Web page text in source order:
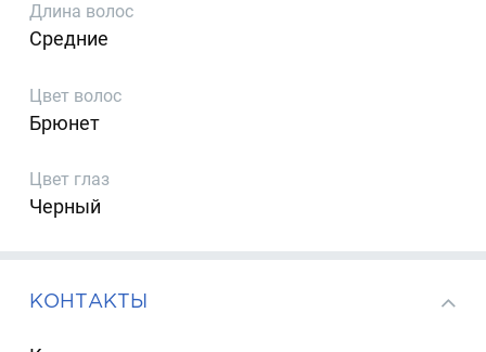
Длина волос
Средние
Цвет волос
Брюнет
Цвет глаз
Черный
КОНТАКТЫ